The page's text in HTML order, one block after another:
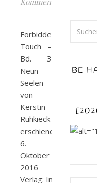
Forbidden
Touch –
Bd. 3
Neun
Seelen
von
Kerstin
Ruhkieck
erschienen:
6.
Oktober
2016
Verlag: Impress
BE